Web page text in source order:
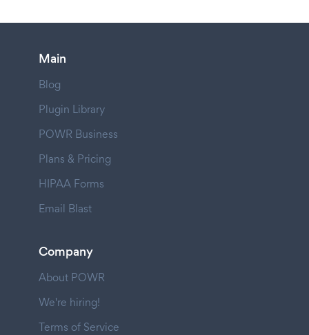
Main
Blog
Plugin Library
POWR Business
Plans & Pricing
HIPAA Forms
Email Blast
Company
About POWR
We're hiring!
Terms of Service